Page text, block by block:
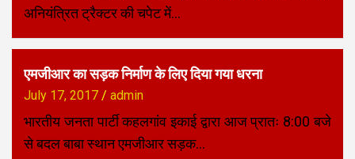
अनियंत्रित ट्रैक्टर की चपेट में…
एमजीआर का सड़क निर्माण के लिए दिया गया धरना
July 17, 2017 admin
​भारतीय जनता पार्टी कहलगांव इकाई द्वारा आज प्रातः 8:00 बजे
से बदल बाबा स्थान एमजीआर सड़क…